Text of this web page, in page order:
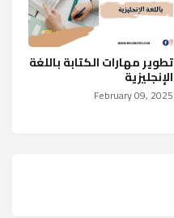
تطوير مهارات الكتابة باللغة
الإنجليزية
February 09, 2025